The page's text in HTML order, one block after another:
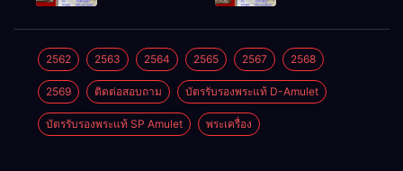
พ.ศ.2512
พ.ศ.2541
2562 2563 2564 2565 2567 2568
2569 ติดต่อสอบถาม บัตรรับรองพระแท้ D-Amulet
บัตรรับรองพระแท้ SP Amulet พระเครื่อง